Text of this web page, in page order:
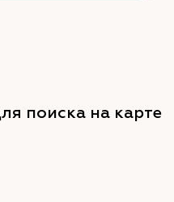
поиска на карте